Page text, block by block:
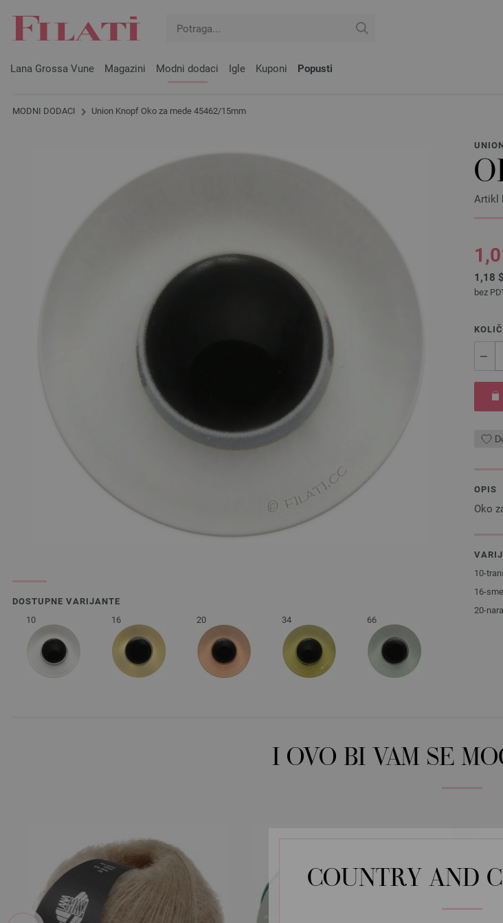
COUNTRY AND
Lana Grossa Vune Magazini Modni dodaci Igle Kuponi Popusti
MODNI DODACI Union Knopf Oko za mede 45462/15mm
DOSTUPNE VARIJANTE
10
16 20 34 66
Artikl
1,18 $
bez
OPIS
Oko
10-
16-
20-
I OVO BI VAM SE
prev